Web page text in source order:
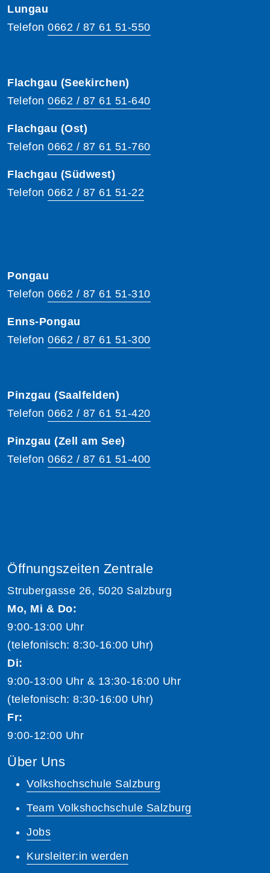
Lungau
Telefon 0662 / 87 61 51-550
Flachgau (Seekirchen)
Telefon 0662 / 87 61 51-640
Flachgau (Ost)
Telefon 0662 / 87 61 51-760
Flachgau (Südwest)
Telefon 0662 / 87 61 51-22
Pongau
Telefon 0662 / 87 61 51-310
Enns-Pongau
Telefon 0662 / 87 61 51-300
Pinzgau (Saalfelden)
Telefon 0662 / 87 61 51-420
Pinzgau (Zell am See)
Telefon 0662 / 87 61 51-400
Öffnungszeiten Zentrale
Strubergasse 26, 5020 Salzburg
Mo, Mi & Do:
9:00-13:00 Uhr
(telefonisch: 8:30-16:00 Uhr)
Di:
9:00-13:00 Uhr & 13:30-16:00 Uhr
(telefonisch: 8:30-16:00 Uhr)
Fr:
9:00-12:00 Uhr
Über Uns
Volkshochschule Salzburg
Team Volkshochschule Salzburg
Jobs
Kursleiter:in werden